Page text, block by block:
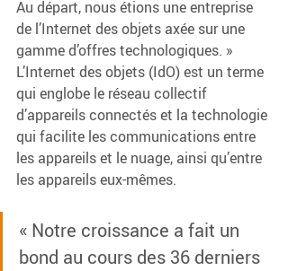
Au départ, nous étions une entreprise
de l’Internet des objets axée sur une
gamme d’offres technologiques. »
L’Internet des objets (IdO) est un terme
qui englobe le réseau collectif
d’appareils connectés et la technologie
qui facilite les communications entre
les appareils et le nuage, ainsi qu’entre
les appareils eux-mêmes.
« Notre croissance a fait un
bond au cours des 36 derniers